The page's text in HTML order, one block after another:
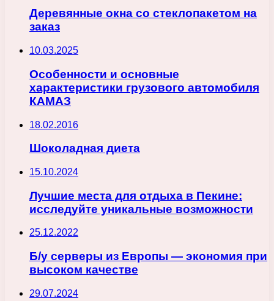
Деревянные окна со стеклопакетом на
заказ
10.03.2025
Особенности и основные
характеристики грузового автомобиля
КАМАЗ
18.02.2016
Шоколадная диета
15.10.2024
Лучшие места для отдыха в Пекине:
исследуйте уникальные возможности
25.12.2022
Б/у серверы из Европы — экономия при
высоком качестве
29.07.2024